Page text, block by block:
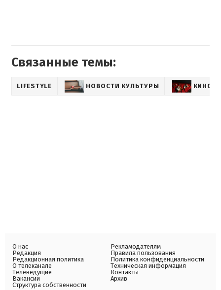
Связанные темы:
LIFESTYLE НОВОСТИ КУЛЬТУРЫ КИНО
О нас
Редакция
Редакционная политика
О телеканале
Телеведущие
Вакансии
Структура собственности
Рекламодателям
Правила пользования
Политика конфиденциальности
Техническая информация
Контакты
Архив